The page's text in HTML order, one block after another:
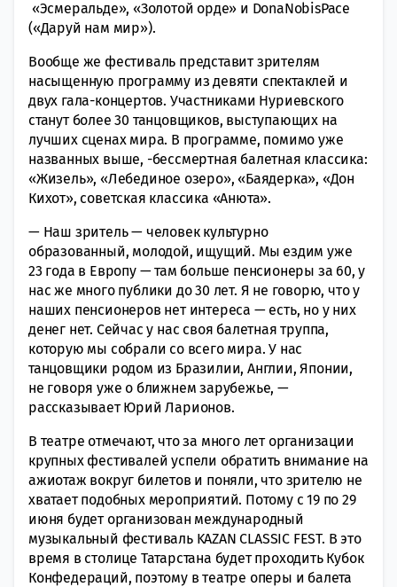
«Эсмеральде», «Золотой орде» и DonaNobisPace
(«Даруй нам мир»).
Вообще же фестиваль представит зрителям
насыщенную программу из девяти спектаклей и
двух гала-концертов. Участниками Нуриевского
станут более 30 танцовщиков, выступающих на
лучших сценах мира. В программе, помимо уже
названных выше, -бессмертная балетная классика:
«Жизель», «Лебединое озеро», «Баядерка», «Дон
Кихот», советская классика «Анюта».
— Наш зритель — человек культурно
образованный, молодой, ищущий. Мы ездим уже
23 года в Европу — там больше пенсионеры за 60, у
нас же много публики до 30 лет. Я не говорю, что у
наших пенсионеров нет интереса — есть, но у них
денег нет. Сейчас у нас своя балетная труппа,
которую мы собрали со всего мира. У нас
танцовщики родом из Бразилии, Англии, Японии,
не говоря уже о ближнем зарубежье, —
рассказывает Юрий Ларионов.
В театре отмечают, что за много лет организации
крупных фестивалей успели обратить внимание на
ажиотаж вокруг билетов и поняли, что зрителю не
хватает подобных мероприятий. Потому с 19 по 29
июня будет организован международный
музыкальный фестиваль KAZAN CLASSIC FEST. В это
время в столице Татарстана будет проходить Кубок
Конфедераций, поэтому в театре оперы и балета